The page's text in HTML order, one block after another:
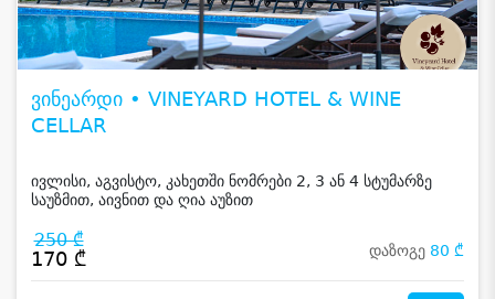
ვინეარდი • VINEYARD HOTEL & WINE
CELLAR
ივლისი, აგვისტო, კახეთში ნომრები 2, 3 ან 4 სტუმარზე
საუზმით, აივნით და ღია აუზით
250 ₾
170 ₾ დაზოგე 80 ₾